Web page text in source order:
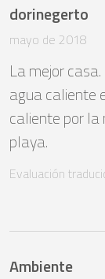
dorinegerto
mayo de 2018
La mejor
agua caliente
caliente por la
playa.
Evaluación
Ambiente